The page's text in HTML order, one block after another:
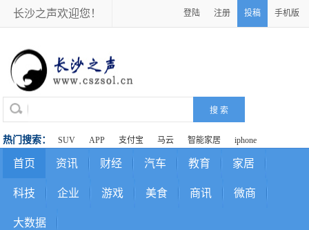
长沙之声欢迎您！ 登陆 注册 投稿 手机版
热门搜索： SUV APP 支付宝 马云 智能家居 iphone
首页 资讯 财经 汽车 教育 家居
科技 企业 游戏 美食 商讯 微商
大数据